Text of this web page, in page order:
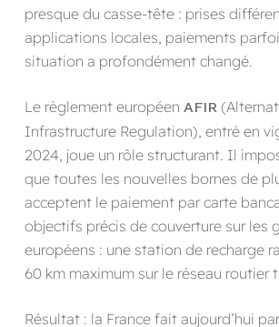
presque du casse-tête : prises
applications locales, paiements
situation a profondément changé.
Le règlement européen AFIR
Infrastructure Regulation), entré en
2024, joue un rôle structurant. Il
que toutes les nouvelles bornes de
acceptent le paiement par carte
objectifs précis de couverture sur les
européens : une station de recharge
60 km maximum sur le réseau routier
Résultat : la France fait aujourd’hui